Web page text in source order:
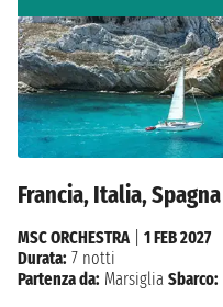
Francia, Italia, Spagna
MSC ORCHESTRA| 1 FEB 2027
Durata: 7 notti
Partenza da: Marsiglia Sbarco: